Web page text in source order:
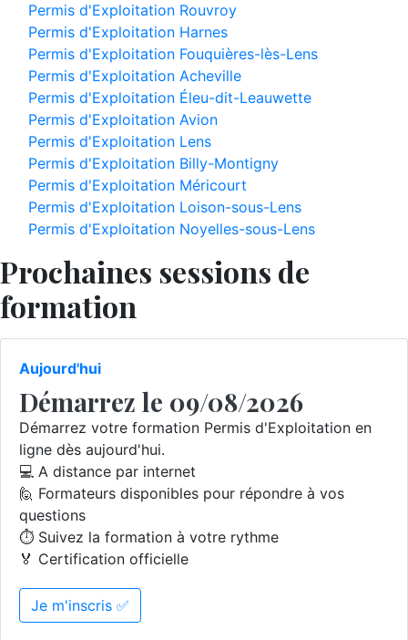
Permis d'Exploitation Rouvroy
Permis d'Exploitation Harnes
Permis d'Exploitation Fouquières-lès-Lens
Permis d'Exploitation Acheville
Permis d'Exploitation Éleu-dit-Leauwette
Permis d'Exploitation Avion
Permis d'Exploitation Lens
Permis d'Exploitation Billy-Montigny
Permis d'Exploitation Méricourt
Permis d'Exploitation Loison-sous-Lens
Permis d'Exploitation Noyelles-sous-Lens
Prochaines sessions de
formation
Aujourd'hui
Démarrez le 09/08/2026
Démarrez votre formation Permis d'Exploitation en
ligne dès aujourd'hui.
💻 A distance par internet
🙋 Formateurs disponibles pour répondre à vos
questions
⏱️ Suivez la formation à votre rythme
🏅 Certification officielle
Je m'inscris ✅